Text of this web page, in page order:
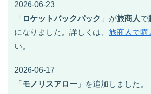
2026-06-23
「 ロケットバックパック 」が旅商人で
になりました。詳しくは、 旅商人で購
い。
2026-06-17
「 モノリスアロー 」を追加しました。